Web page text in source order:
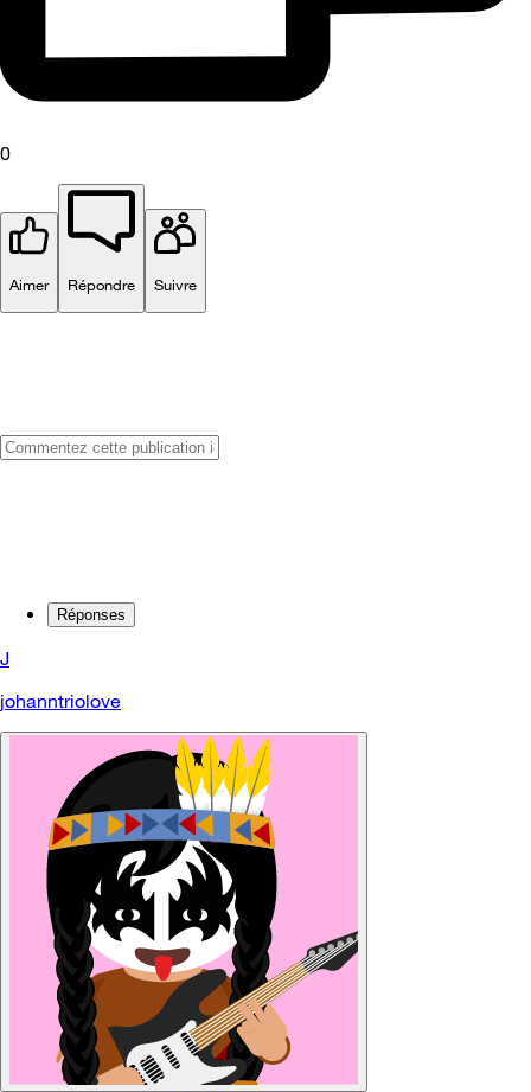
0
Aimer Répondre Suivre
Réponses
J
johanntriolove